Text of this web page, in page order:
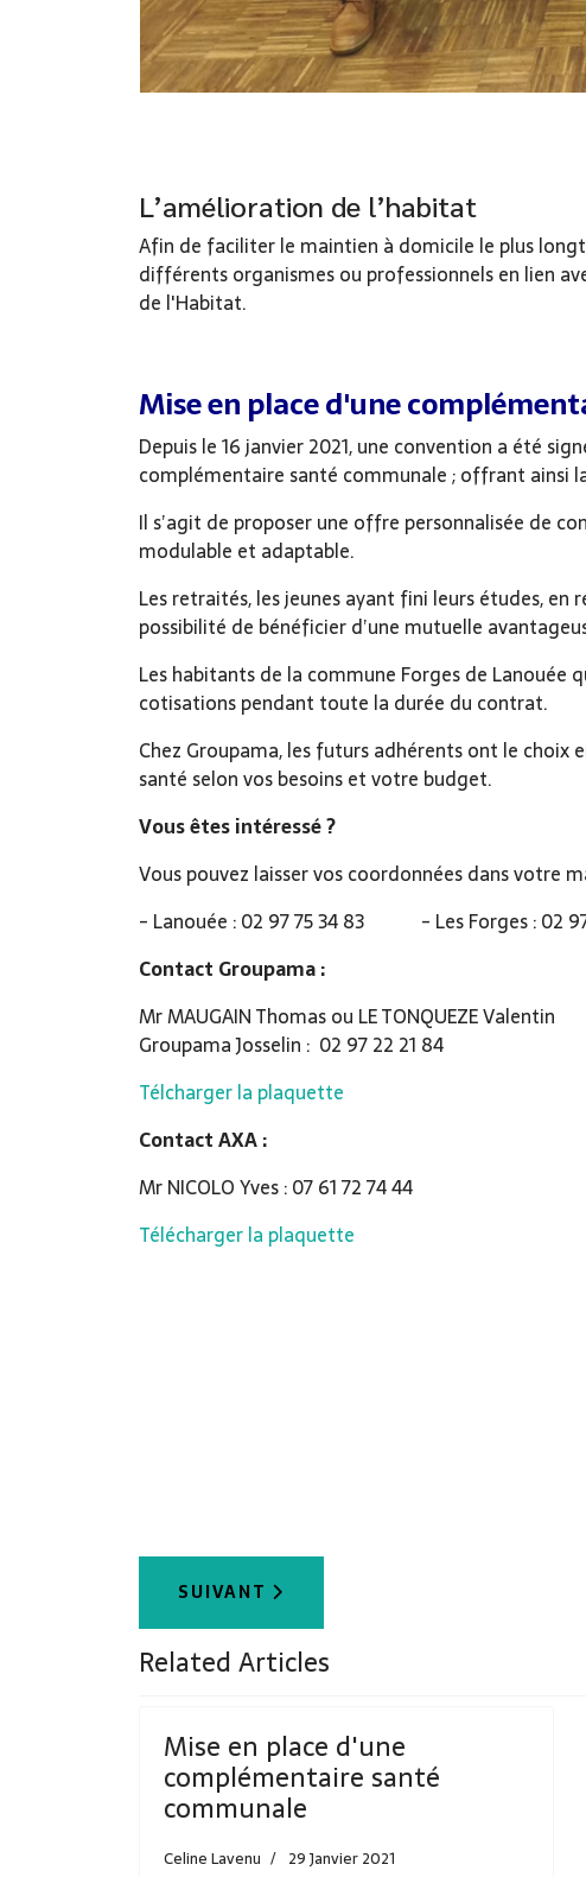
L’amélioration de l’habitat
Afin de faciliter le maintien à domicile le plus
différents organismes ou professionnels en lien
de l'Habitat.
Mise en place d'une
Depuis le 16 janvier 2021, une convention a été
complémentaire santé communale ; offrant ainsi
Il s’agit de proposer une offre personnalisée de
modulable et adaptable.
Les retraités, les jeunes ayant fini leurs études,
possibilité de bénéficier d’une mutuelle
Les habitants de la commune Forges de
cotisations pendant toute la durée du contrat.
Chez Groupama, les futurs adhérents ont le choix
santé selon vos besoins et votre budget.
Vous êtes intéressé ?
Vous pouvez laisser vos coordonnées dans votre
- Lanouée : 02 97 75 34 83 - Les Forges : 02 97
Contact Groupama :
Mr MAUGAIN Thomas ou LE TONQUEZE Valentin
Groupama Josselin : 02 97 22 21 84
Télcharger la plaquette
Contact AXA :
Mr NICOLO Yves : 07 61 72 74 44
Télécharger la plaquette
ARTICLE SUIVANT : MISE EN PLACE
SUIVANT
Related Articles
Mise en place d'une
complémentaire santé
communale
Celine Lavenu 29 Janvier 2021